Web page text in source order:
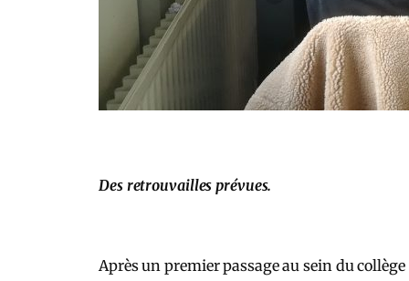
Des retrouvailles prévues.
Après un premier passage au sein du